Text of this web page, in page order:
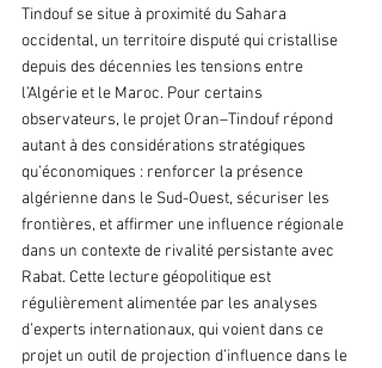
Tindouf se situe à proximité du Sahara
occidental, un territoire disputé qui cristallise
depuis des décennies les tensions entre
l’Algérie et le Maroc. Pour certains
observateurs, le projet Oran–Tindouf répond
autant à des considérations stratégiques
qu’économiques : renforcer la présence
algérienne dans le Sud-Ouest, sécuriser les
frontières, et affirmer une influence régionale
dans un contexte de rivalité persistante avec
Rabat. Cette lecture géopolitique est
régulièrement alimentée par les analyses
d’experts internationaux, qui voient dans ce
projet un outil de projection d’influence dans le